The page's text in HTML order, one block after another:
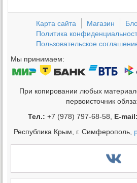
Карта сайта Магазин
Политика
Пользовательское
Мы принимаем:
При копировании любых
первоисточник
Тел.: +7 (978) 797-68-58, E-mail:
Республика Крым, г. Симферополь,